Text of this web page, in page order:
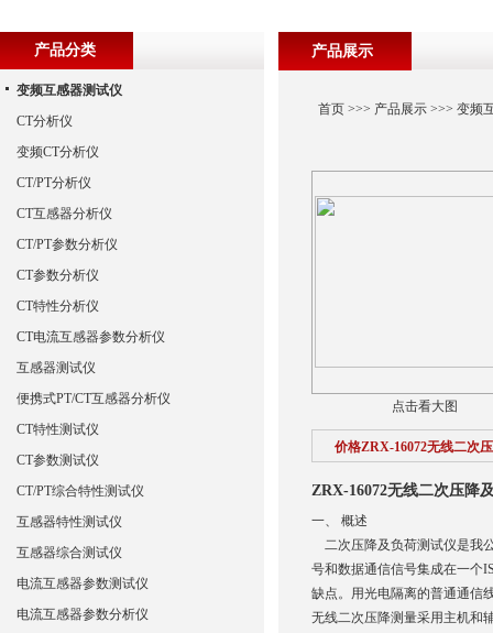
产品展示
首页>>> 产品展示>>> 变频
点击看大图
价格ZRX-16072无线二次
ZRX-16072无线二次压降
一、
概述
二次压降及负荷测试仪是我
号和数据通信信号集成在一个
缺点。用光电隔离的普通通信
无线二次压降测量采用主机和
产品分类
变频互感器测试仪
CT分析仪
变频CT分析仪
CT/PT分析仪
CT互感器分析仪
CT/PT参数分析仪
CT参数分析仪
CT特性分析仪
CT电流互感器参数分析仪
互感器测试仪
便携式PT/CT互感器分析仪
CT特性测试仪
CT参数测试仪
CT/PT综合特性测试仪
互感器特性测试仪
互感器综合测试仪
电流互感器参数测试仪
电流互感器参数分析仪